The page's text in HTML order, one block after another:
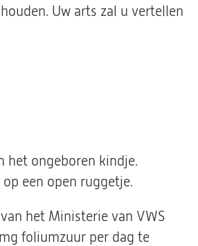
Uw arts zal u vertellen
het ongeboren kindje.
een open ruggetje.
het Ministerie van VWS
foliumzuur per dag te